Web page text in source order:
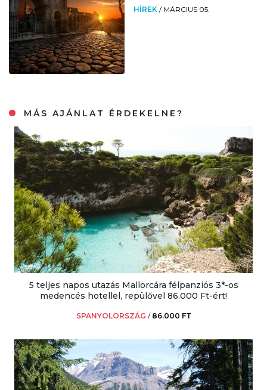
HÍREK / MÁRCIUS 05.
MÁS AJÁNLAT ÉRDEKELNE?
5 teljes napos utazás Mallorcára félpanziós 3*-os
medencés hotellel, repülővel 86.000 Ft-ért!
SPANYOLORSZÁG / 86.000 FT